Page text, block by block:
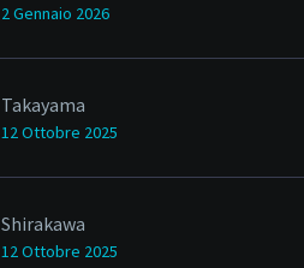
2 Gennaio 2026
Takayama
12 Ottobre 2025
Shirakawa
12 Ottobre 2025